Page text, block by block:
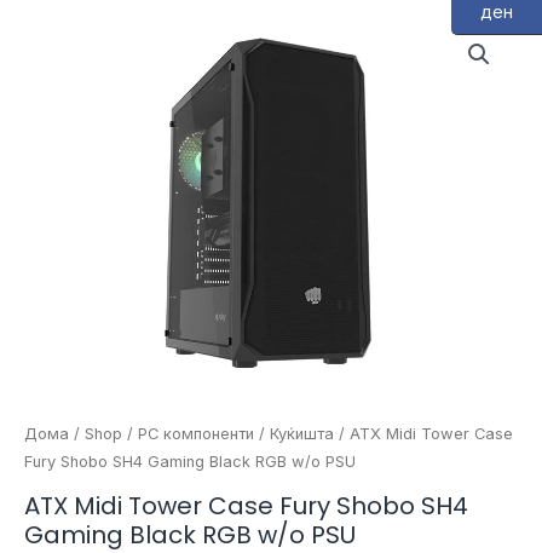
Дома / Shop / PC компоненти / Куќишта / ATX Midi Tower Case
Fury Shobo SH4 Gaming Black RGB w/o PSU
ATX Midi Tower Case Fury Shobo SH4
Gaming Black RGB w/o PSU
ден